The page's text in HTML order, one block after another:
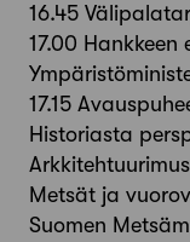
16.45
17.00 Hankkeen
17.15
Historiasta
Metsät ja
Suomen